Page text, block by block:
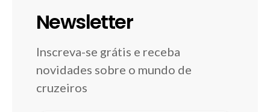
Newsletter
Inscreva-se grátis e receba
novidades sobre o mundo de
cruzeiros